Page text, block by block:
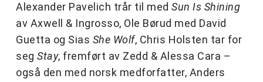
Alexander Pavelich trår til med Sun Is Shining
av Axwell & Ingrosso, Ole Børud med David
Guetta og Sias She Wolf, Chris Holsten tar for
seg Stay, fremført av Zedd & Alessa Cara –
også den med norsk medforfatter, Anders